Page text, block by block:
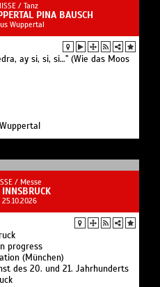
/ Tanz
PINA BAUSCH
Wuppertal
ay si, si, si…" (Wie das Moos
/ Messe
progress
(München)
des 20. und 21. Jahrhunderts